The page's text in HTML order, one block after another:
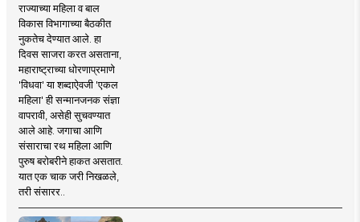
राज्याच्या महिला व बाल
विकास विभागाच्या बैठकीत
नुकतेच देण्यात आले. हा
दिवस साजरा करत असताना,
महाराष्ट्राच्या धोरणाप्रमाणे
'विधवा' या शब्दाऐवजी 'एकल
महिला' ही सन्मानजनक संज्ञा
वापरावी, असेही सुचवण्यात
आले आहे. जगाचा आणि
संसाराचा रथ महिला आणि
पुरुष बरोबरीने हाकत असतात.
यात एक चाक जरी निखळले,
तरी संसारर..